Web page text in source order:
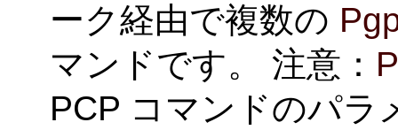
ーク経由で複数の
マンドです。 注意：
PCP コマンドのパラ